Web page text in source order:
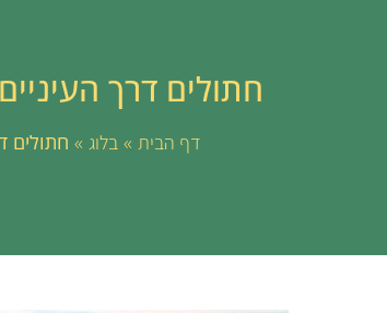
חתולים דרך
דף הבית » בלוג » חתולים